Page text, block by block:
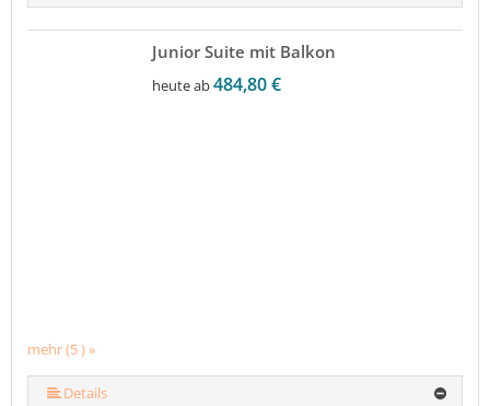
mehr (5 ) »
mehr (5 ) »
Junior Suite mit Balkon
heute ab484,80 €
Details